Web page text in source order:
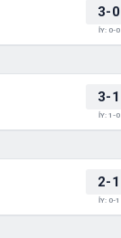
3-0
İY: 0-0
3-1
İY: 1-0
2-1
İY: 0-1